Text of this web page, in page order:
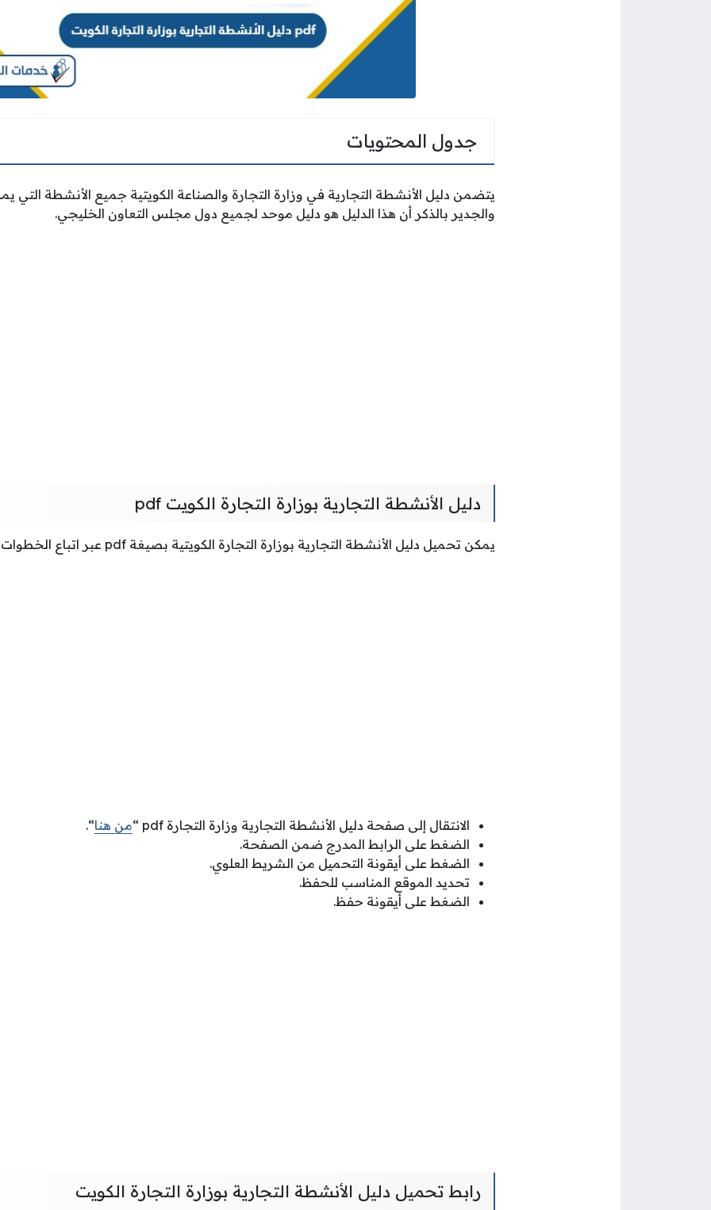
جدول المحتويات
يتضمن دليل الأنشطة التجارية في وزارة التجارة والصناعة الكويتية جميع الأنشطة التي
والجدير بالذكر أن هذا الدليل هو دليل موحد لجميع دول مجلس التعاون الخليجي.
دليل الأنشطة التجارية بوزارة التجارة الكويت pdf
يمكن تحميل دليل الأنشطة التجارية بوزارة التجارة الكويتية بصيغة pdf عبر اتباع الخطوات التالية:
الانتقال إلى صفحة دليل الأنشطة التجارية وزارة التجارة pdf “ من هنا“.
الضغط على الرابط المدرج ضمن الصفحة.
الضغط على أيقونة التحميل من الشريط العلوي.
تحديد الموقع المناسب للحفظ.
الضغط على أيقونة حفظ.
رابط تحميل دليل الأنشطة التجارية بوزارة التجارة الكويت